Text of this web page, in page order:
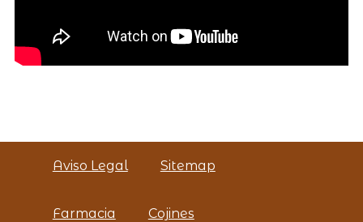
Aviso Legal Sitemap
Farmacia Cojines